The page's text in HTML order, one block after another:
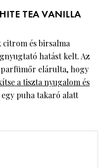
TEA VANILLA
citrom és birsalma
hatást kelt. Az
elárulta, hogy
a tiszta nyugalom és
egy puha takaró alatt